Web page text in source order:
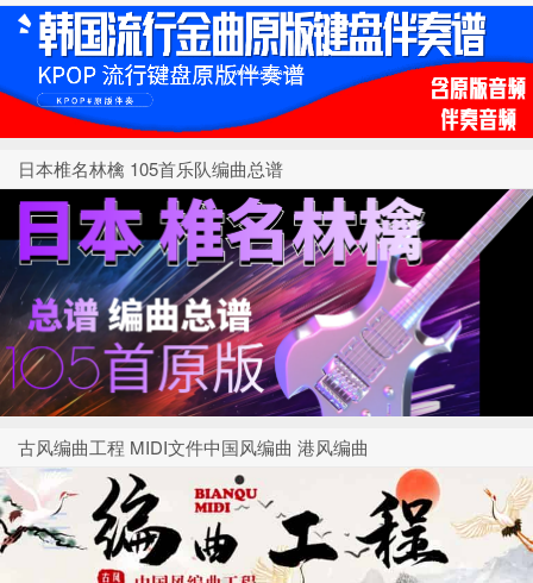
日本椎名林檎 105首乐队编曲总谱
古风编曲工程 MIDI文件中国风编曲 港风编曲